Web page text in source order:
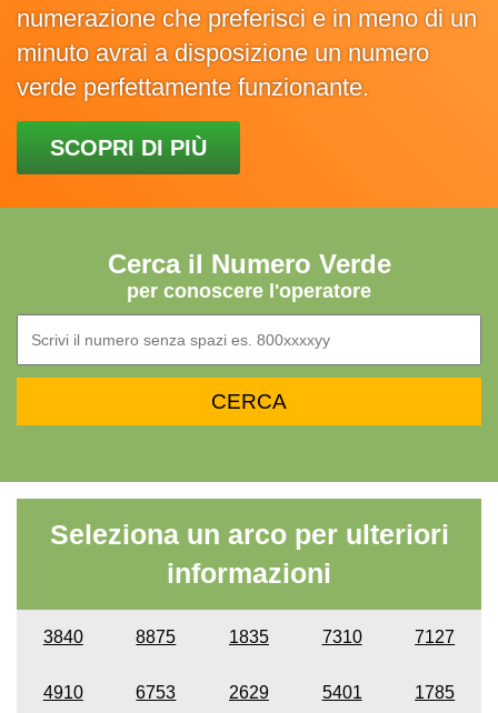
numerazione che preferisci e in meno di un
minuto avrai a disposizione un numero
verde perfettamente funzionante.
SCOPRI DI PIÙ
Cerca il Numero Verde
per conoscere l'operatore
Seleziona un arco per ulteriori
informazioni
3840 8875 1835 7310 7127
4910 6753 2629 5401 1785